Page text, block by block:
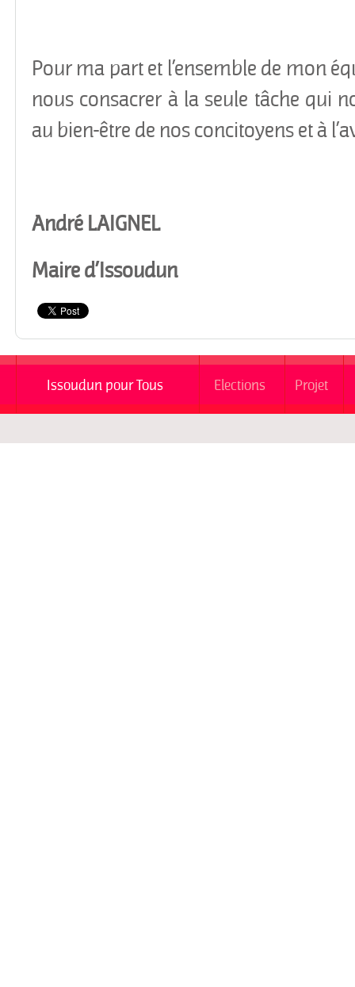
Pour ma part et l’ensemble de mon
nous consacrer à la seule tâche qui
au bien-être de nos concitoyens et à
André LAIGNEL
Maire d’Issoudun
Issoudun pour Tous Elections Projet